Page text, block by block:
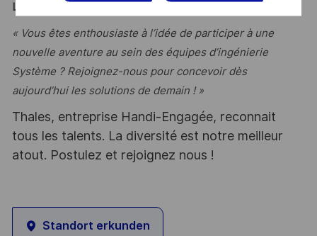
LE MOT DE L’EQUIPE
« Vous êtes enthousiaste à l’idée de participer à une
nouvelle aventure au sein des équipes d’ingénierie
Système ? Rejoignez-nous pour concevoir dès
aujourd’hui les solutions de demain ! »
Thales, entreprise Handi-Engagée, reconnait
tous les talents. La diversité est notre meilleur
atout. Postulez et rejoignez nous !
Standort erkunden